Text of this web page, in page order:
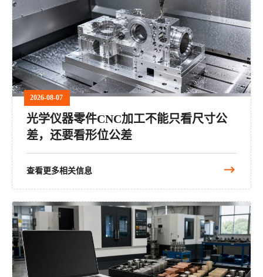
2026-08-07
光学仪器零件CNC加工不能只看尺寸公
差，还要看形位公差
查看更多相关信息